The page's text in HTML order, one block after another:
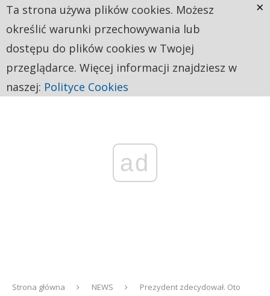
ad
Strona główna NEWS
Prezydent zdecydował. Oto
Ta strona używa plików cookies. Możesz
określić warunki przechowywania lub
dostępu do plików cookies w Twojej
przeglądarce. Więcej informacji znajdziesz w
naszej: Polityce Cookies
×